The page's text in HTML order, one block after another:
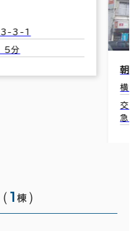
3-3-1
5分
朝
横
交
急
（1 棟 ）